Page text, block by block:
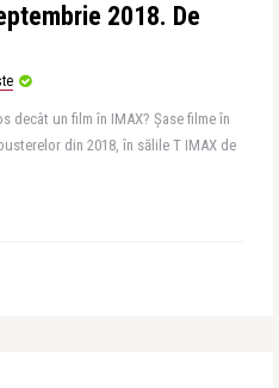
2018. De
decât un film în IMAX? Șase filme în
din 2018, în sălile T IMAX de